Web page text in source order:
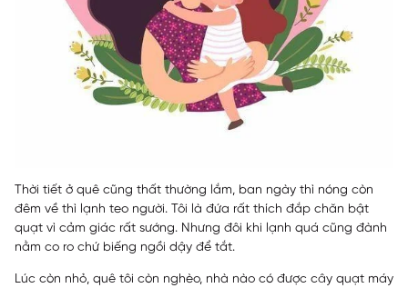
Thời tiết ở quê cũng thất thường lắm, ban ngày thì nóng còn
đêm về thì lạnh teo người. Tôi là đứa rất thích đắp chăn bật
quạt vì cảm giác rất sướng. Nhưng đôi khi lạnh quá cũng đành
nằm co ro chứ biếng ngồi dậy để tắt.
Lúc còn nhỏ, quê tôi còn nghèo, nhà nào có được cây quạt máy